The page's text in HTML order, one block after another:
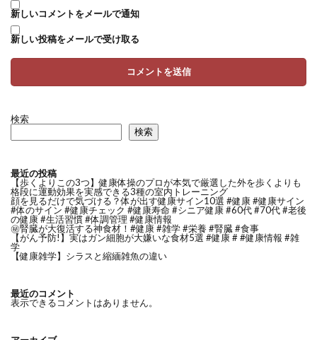
新しいコメントをメールで通知
新しい投稿をメールで受け取る
検索
検索
最近の投稿
【歩くよりこの3つ】健康体操のプロが本気で厳選した外を歩くよりも
格段に運動効果を実感できる3種の室内トレーニング
顔を見るだけで気づける？体が出す健康サイン10選 #健康 #健康サイン
#体のサイン #健康チェック #健康寿命 #シニア健康 #60代 #70代 #老後
の健康 #生活習慣 #体調管理 #健康情報
㊙️腎臓が大復活する神食材！#健康 #雑学 #栄養 #腎臓 #食事
【がん予防!】実はガン細胞が大嫌いな食材5選 #健康 # #健康情報 #雑
学
【健康雑学】シラスと縮緬雑魚の違い
最近のコメント
表示できるコメントはありません。